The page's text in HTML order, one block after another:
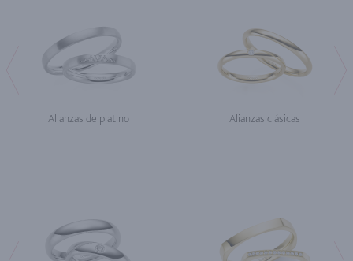
Alianzas de platino Alianzas clásicas